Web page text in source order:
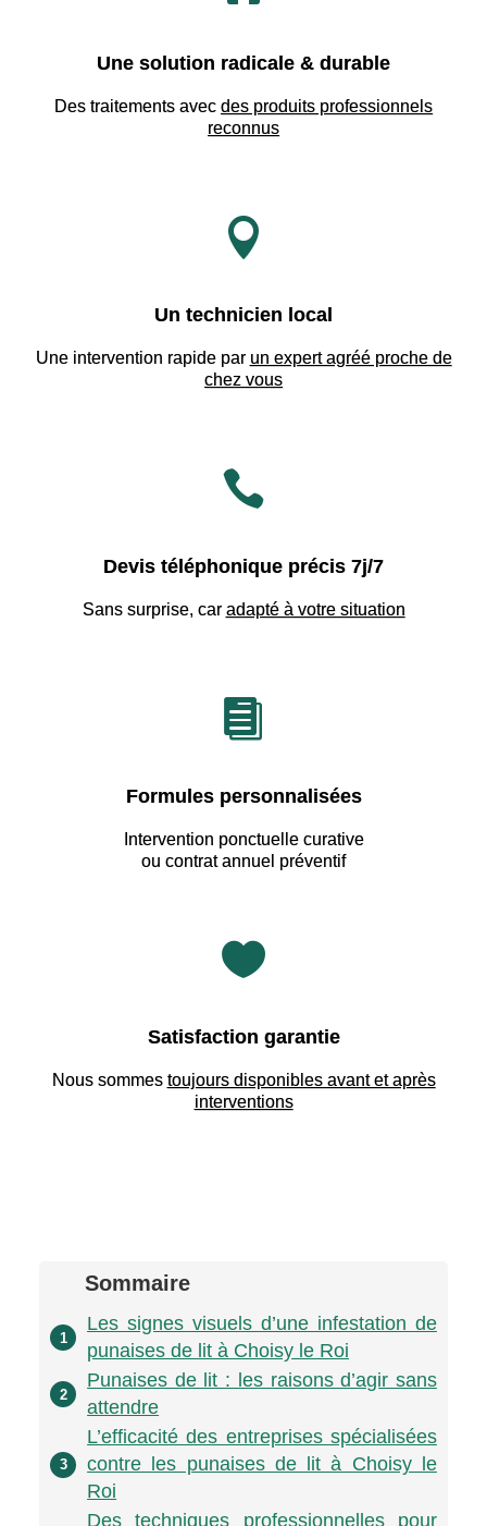
Une solution radicale & durable
Des traitements avec des produits professionnels
reconnus

Un technicien local
Une intervention rapide par un expert agréé proche de
chez vous

Devis téléphonique précis 7j/7
Sans surprise, car adapté à votre situation

Formules personnalisées
Intervention ponctuelle curative
ou contrat annuel préventif

Satisfaction garantie
Nous sommes toujours disponibles avant et après
interventions
Sommaire
1
Les signes visuels d’une infestation de
punaises de lit à Choisy le Roi
2
Punaises de lit : les raisons d’agir sans
attendre
3
L’efficacité des entreprises spécialisées
contre les punaises de lit à Choisy le
Roi
Des techniques professionnelles pour